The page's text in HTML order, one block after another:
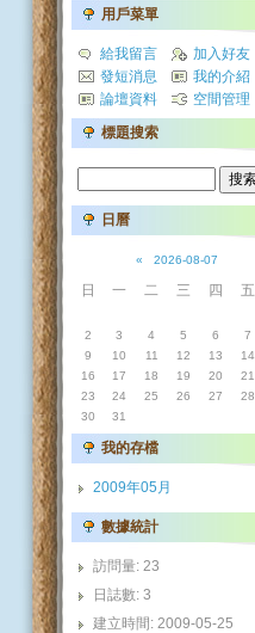
用戶菜單
給我留言
加入好友
發短消息
我的介紹
論壇資料
空間管理
標題搜索
日曆
« 2026-08-07
日 一 二 三 四 五
2
3 4 5 6 7
9
10 11 12 13 14
16
17 18 19 20 21
23
24 25 26 27 28
30
31
我的存檔
2009年05月
數據統計
訪問量: 23
日誌數: 3
建立時間: 2009-05-25